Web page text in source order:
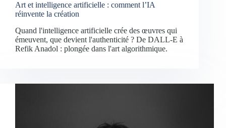
Art et intelligence artificielle : comment l’IA
réinvente la création
Quand l'intelligence artificielle crée des œuvres qui
émeuvent, que devient l'authenticité ? De DALL-E à
Refik Anadol : plongée dans l'art algorithmique.